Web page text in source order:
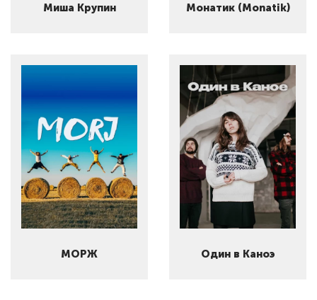
Миша Крупин Монатик (Monatik)
МОРЖ Один в Каноэ